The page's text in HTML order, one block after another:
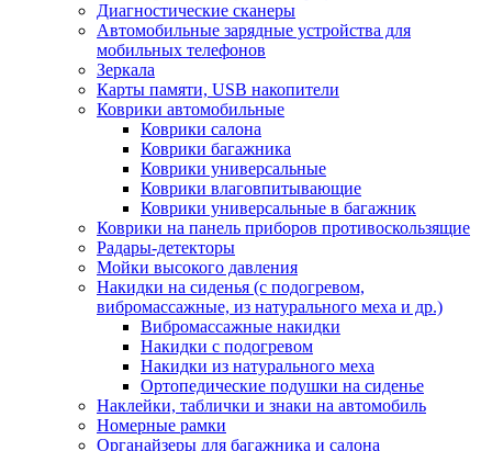
Диагностические сканеры
Автомобильные зарядные устройства для
мобильных телефонов
Зеркала
Карты памяти, USB накопители
Коврики автомобильные
Коврики салона
Коврики багажника
Коврики универсальные
Коврики влаговпитывающие
Коврики универсальные в багажник
Коврики на панель приборов противоскользящие
Радары-детекторы
Мойки высокого давления
Накидки на сиденья (с подогревом,
вибромассажные, из натурального меха и др.)
Вибромассажные накидки
Накидки с подогревом
Накидки из натурального меха
Ортопедические подушки на сиденье
Наклейки, таблички и знаки на автомобиль
Номерные рамки
Органайзеры для багажника и салона